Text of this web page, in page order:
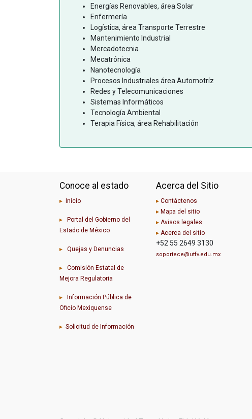
Energías Renovables, área Solar
Enfermería
Logística, área Transporte Terrestre
Mantenimiento Industrial
Mercadotecnia
Mecatrónica
Nanotecnología
Procesos Industriales área Automotríz
Redes y Telecomunicaciones
Sistemas Informáticos
Tecnología Ambiental
Terapia Física, área Rehabilitación
Conoce al estado
▸ Inicio
▸
Portal del Gobierno del
Estado de México
▸ Quejas y Denuncias
▸
Comisión Estatal de
Mejora Regulatoria
▸
Información Pública de
Oficio Mexiquense
▸ Solicitud de Información
Acerca del Sitio
▸ Contáctenos
▸ Mapa del sitio
▸ Avisos legales
▸ Acerca del sitio
+52 55 2649 3130
soportece@utfv.edu.mx